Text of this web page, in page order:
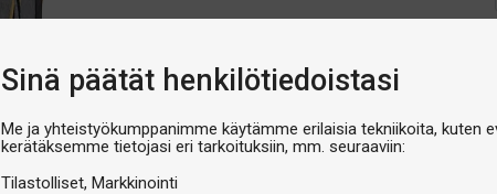
Sinä päätät henkilötiedoistasi
Me ja yhteistyökumppanimme käytämme erilaisia tekniikoita, kuten
kerätäksemme tietojasi eri tarkoituksiin, mm. seuraaviin:
Tilastolliset Markkinointi